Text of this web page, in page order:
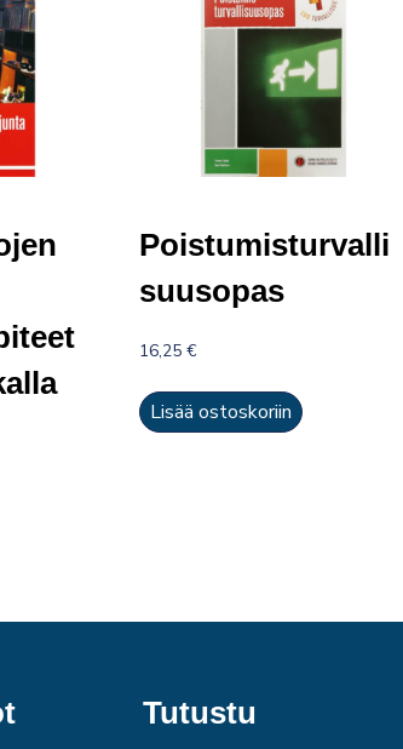
Poistumisturvalli
suusopas
16,25 €
Lisää ostoskoriin
Tutustu